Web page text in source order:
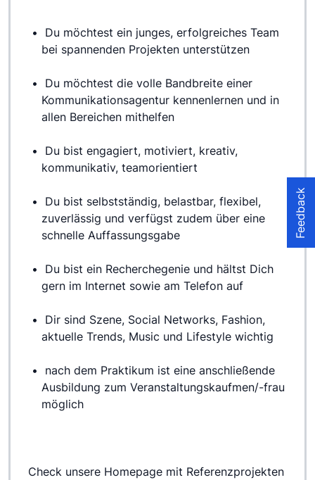
Du möchtest ein junges, erfolgreiches Team
bei spannenden Projekten unterstützen
Du möchtest die volle Bandbreite einer
Kommunikationsagentur kennenlernen und in
allen Bereichen mithelfen
Du bist engagiert, motiviert, kreativ,
kommunikativ, teamorientiert
Du bist selbstständig, belastbar, flexibel,
zuverlässig und verfügst zudem über eine
schnelle Auffassungsgabe
Du bist ein Recherchegenie und hältst Dich
gern im Internet sowie am Telefon auf
Dir sind Szene, Social Networks, Fashion,
aktuelle Trends, Music und Lifestyle wichtig
nach dem Praktikum ist eine anschließende
Ausbildung zum Veranstaltungskaufmen/-frau
möglich
Feedback